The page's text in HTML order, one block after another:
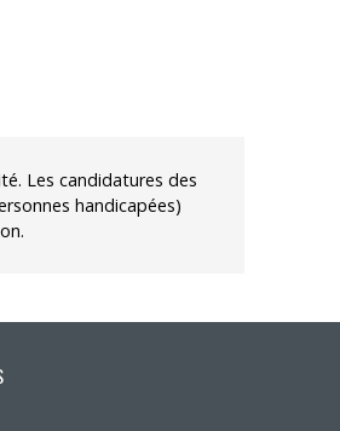
Les candidatures des
handicapées)